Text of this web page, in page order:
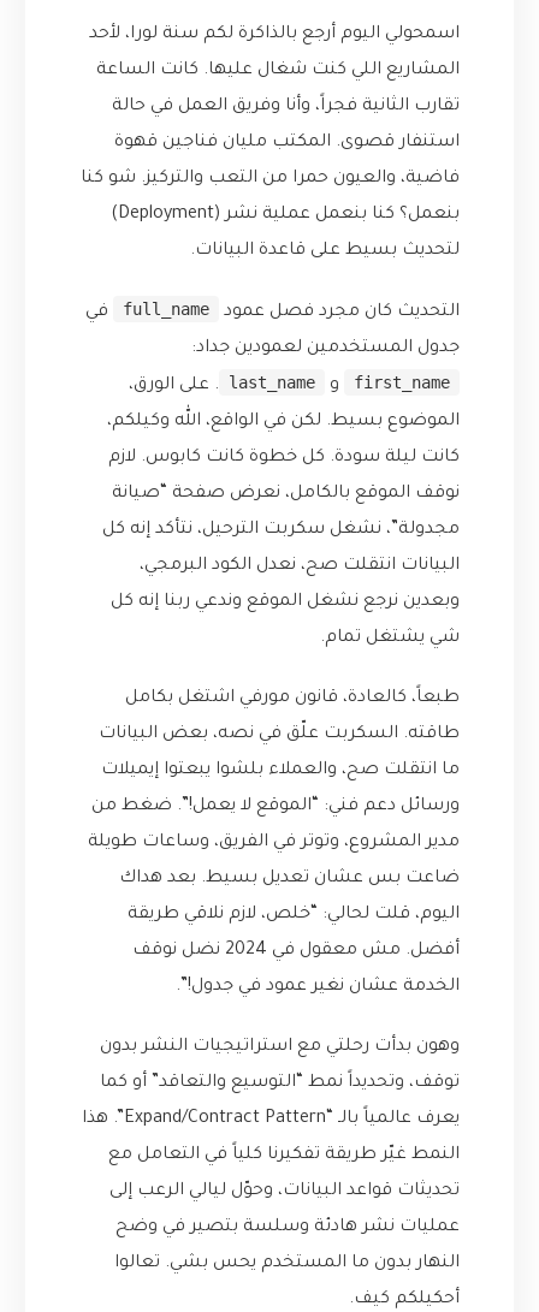
اسمحولي اليوم أرجع بالذاكرة لكم سنة لورا، لأحد
المشاريع اللي كنت شغال عليها. كانت الساعة
تقارب الثانية فجراً، وأنا وفريق العمل في حالة
استنفار قصوى. المكتب مليان فناجين قهوة
فاضية، والعيون حمرا من التعب والتركيز. شو كنا
بنعمل؟ كنا بنعمل عملية نشر (Deployment)
لتحديث بسيط على قاعدة البيانات.
التحديث كان مجرد فصل عمود full_name
في
جدول المستخدمين لعمودين جداد:
first_name
و last_name
. على الورق،
الموضوع بسيط. لكن في الواقع، الله وكيلكم،
كانت ليلة سودة. كل خطوة كانت كابوس. لازم
نوقف الموقع بالكامل، نعرض صفحة “صيانة
مجدولة”، نشغل سكربت الترحيل، نتأكد إنه كل
البيانات انتقلت صح، نعدل الكود البرمجي،
وبعدين نرجع نشغل الموقع وندعي ربنا إنه كل
شي يشتغل تمام.
طبعاً، كالعادة، قانون مورفي اشتغل بكامل
طاقته. السكربت علّق في نصه، بعض البيانات
ما انتقلت صح، والعملاء بلشوا يبعتوا إيميلات
ورسائل دعم فني: “الموقع لا يعمل!”. ضغط من
مدير المشروع، وتوتر في الفريق، وساعات طويلة
ضاعت بس عشان تعديل بسيط. بعد هداك
اليوم، قلت لحالي: “خلص، لازم نلاقي طريقة
أفضل. مش معقول في 2024 نضل نوقف
الخدمة عشان نغير عمود في جدول!”.
وهون بدأت رحلتي مع استراتيجيات النشر بدون
توقف، وتحديداً نمط “التوسيع والتعاقد” أو كما
يعرف عالمياً بالـ “Expand/Contract Pattern”. هذا
النمط غيّر طريقة تفكيرنا كلياً في التعامل مع
تحديثات قواعد البيانات، وحوّل ليالي الرعب إلى
عمليات نشر هادئة وسلسة بتصير في وضح
النهار بدون ما المستخدم يحس بشي. تعالوا
أحكيلكم كيف.